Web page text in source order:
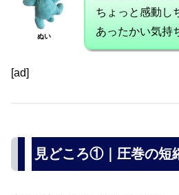
ぬい
ちょっと感動し
あったかい気持
[ad]
見どころ①｜圧巻の短